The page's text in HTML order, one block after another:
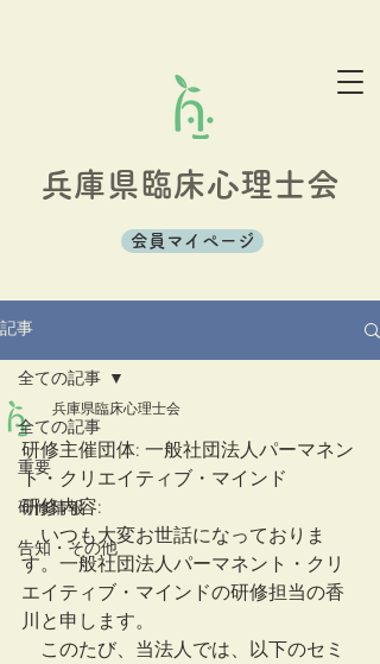
兵庫県臨床心理士会
会員マイページ
記事
全ての記事
重要
研修情報
告知・その他
全ての記事
兵庫県臨床心理士会
研修主催団体: 一般社団法人パーマネン
ト・クリエイティブ・マインド
研修内容:
いつも大変お世話になっておりま
す。一般社団法人パーマネント・クリ
エイティブ・マインドの研修担当の香
川と申します。
このたび、当法人では、以下のセミ